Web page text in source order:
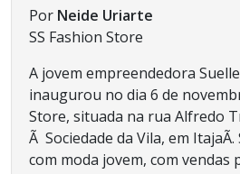
Por Neide Uriarte
SS Fashion Store
A jovem empreendedora
inaugurou no dia 6 de
Store, situada na rua Alfredo
Ã Sociedade da Vila, em ItajaÃ­.
com moda jovem, com vendas